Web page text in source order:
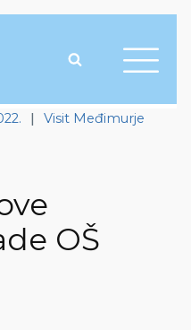
| Visit Međimurje
OŠ